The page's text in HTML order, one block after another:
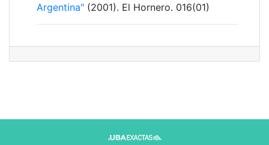
Argentina" (2001). El Hornero. 016(01)